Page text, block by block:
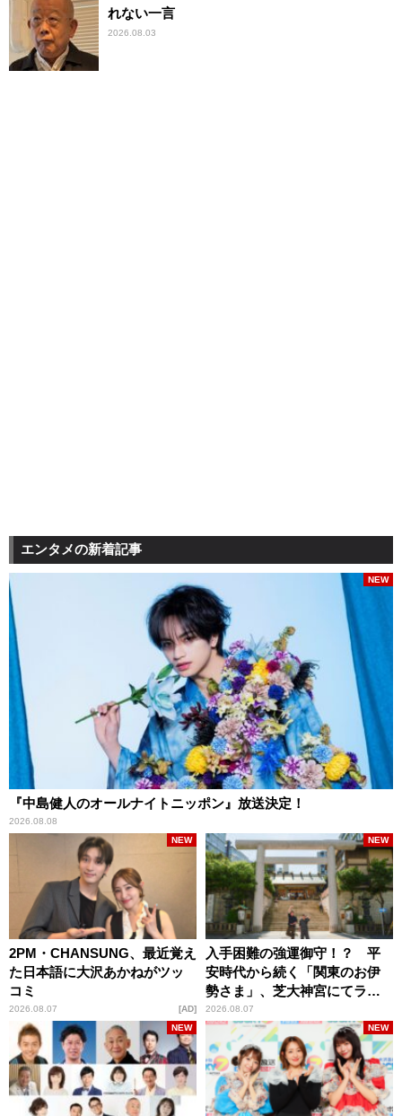
れない一言
2026.08.03
エンタメの新着記事
『中島健人のオールナイトニッポン』放送決定！
2026.08.08
NEW
2PM・CHANSUNG、最近覚え
た日本語に大沢あかねがツッ
コミ
2026.08.07
NEW
AD
入手困難の強運御守！？ 平
安時代から続く「関東のお伊
勢さま」、芝大神宮にてラン
パンプスが合格祈願！
2026.08.07
NEW
NEW NEW